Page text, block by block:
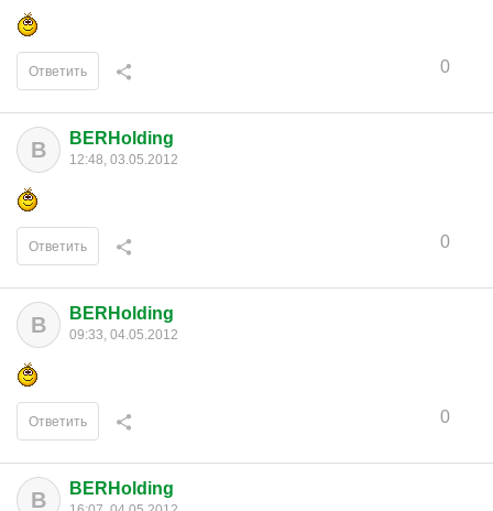
0
Ответить
B BERHolding
12:48, 03.05.2012
0
Ответить
B BERHolding
09:33, 04.05.2012
0
Ответить
B BERHolding